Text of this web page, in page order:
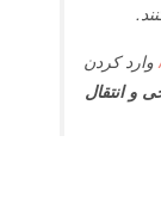
وارد کردن
و انتقال